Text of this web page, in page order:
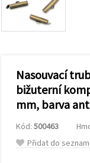
pomocí
partnerů
Můžete
souhlasit s
použitím
všech
cookies
kliknutím
"Přijmout
vše!" Nebo
Nasouvací
bižuterní
mm, barva
Kód: 500463
Přidat do